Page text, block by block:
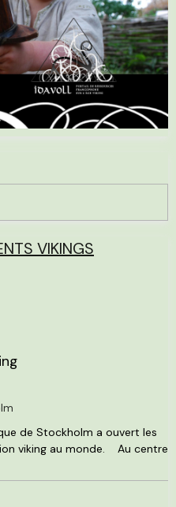
VIKINGS
de Stockholm a ouvert les
viking au monde. Au centre